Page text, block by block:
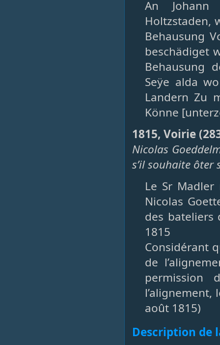
An Johann
Holtzstaden,
Behausung
beschädiget
Behausung
Seÿe alda
Landern Zu
Könne
1815, Voirie
Nicolas
s’il souhaite ôter
Le Sr
Nicolas
des bateliers
1815
Considérant
de
permission
août 1815)
Description de